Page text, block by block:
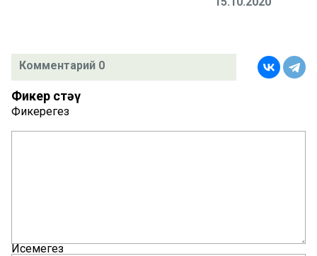
Комментарий 0
Фикер өстәү
Фикерегез
Исемегез